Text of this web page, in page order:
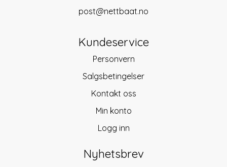
post@nettbaat.no
Kundeservice
Personvern
Salgsbetingelser
Kontakt oss
Min konto
Logg inn
Nyhetsbrev